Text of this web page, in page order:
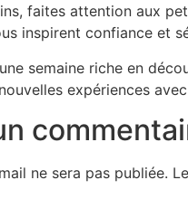
faites attention aux
inspirent confiance et
une semaine riche en
expériences
ne sera pas publiée.